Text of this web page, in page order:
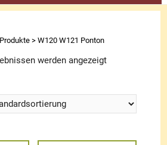
Produkte >W120 W121 Ponton
werden angezeigt